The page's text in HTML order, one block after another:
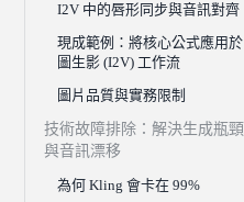
I2V 中的唇形同步與音訊對齊
現成範例：將核心公式應用於
圖生影 (I2V) 工作流
圖片品質與實務限制
技術故障排除：解決生成瓶頸
與音訊漂移
為何 Kling 會卡在 99%